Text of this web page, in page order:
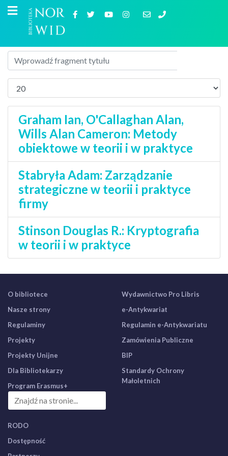
Graham Ian, O'Callaghan Alan,
Wills Alan Cameron: Metody
obiektowe w teorii i w praktyce
Stabryła Adam: Zarządzanie
strategiczne w teorii i praktyce
firmy
Stinson Douglas R.: Kryptografia
w teorii i w praktyce
O bibliotece
Nasze strony
Regulaminy
Projekty
Projekty Unijne
Dla Bibliotekarzy
Program Erasmus+
Wydawnictwo Pro Libris
e-Antykwariat
Regulamin e-Antykwariatu
Zamówienia Publiczne
BIP
Standardy Ochrony
Małoletnich
RODO
Dostępność